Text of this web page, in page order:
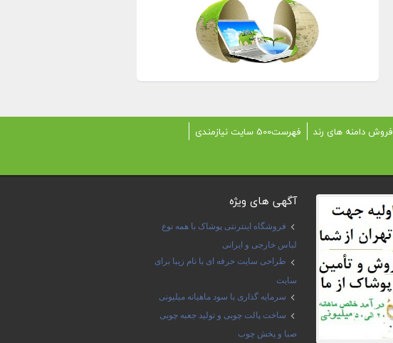
فروش دامنه های رند
فهرست500 سایت نیازمندی
آگهی های ویژه
فروشگاه اینترنتی پوشاک با همه نوع
لباس خارجی و ایرانی
طراحی سایت حرفه ای با نام زیبا برای
سایت
سرمایه گذاری با سود ماهیانه میلیونی
ساخت پالت چوبی و تولید جعبه چوبی
صبا و پخش چوب